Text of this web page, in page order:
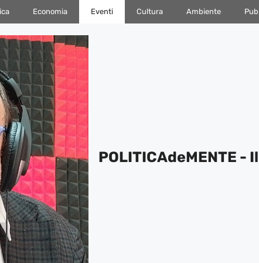
Economia Eventi Cultura Ambiente
POLITICAdeMENTE -